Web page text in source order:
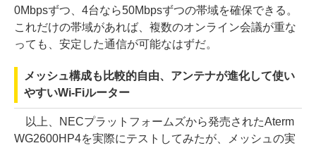
0Mbpsずつ、4台なら50Mbpsずつの帯域を確保できる。
これだけの帯域があれば、複数のオンライン会議が重な
っても、安定した通信が可能なはずだ。
メッシュ構成も比較的自由、アンテナが進化して使い
やすいWi-Fiルーター
以上、NECプラットフォームズから発売されたAterm
WG2600HP4を実際にテストしてみたが、メッシュの実